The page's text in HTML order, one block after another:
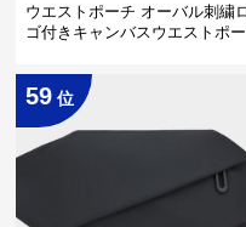
ウエストポーチ オーバル刺繍
ゴ付きキャンバスウエストポー
59 位